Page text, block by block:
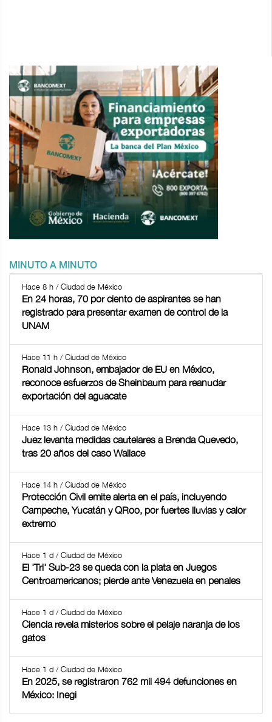
MINUTO A MINUTO
Hace 8 h / Ciudad de México
En 24 horas, 70 por ciento de aspirantes se han
registrado para presentar examen de control de la
UNAM
Hace 11 h / Ciudad de México
Ronald Johnson, embajador de EU en México,
reconoce esfuerzos de Sheinbaum para reanudar
exportación del aguacate
Hace 13 h / Ciudad de México
Juez levanta medidas cautelares a Brenda Quevedo,
tras 20 años del caso Wallace
Hace 14 h / Ciudad de México
Protección Civil emite alerta en el país, incluyendo
Campeche, Yucatán y QRoo, por fuertes lluvias y calor
extremo
Hace 1 d / Ciudad de México
El 'Tri' Sub-23 se queda con la plata en Juegos
Centroamericanos; pierde ante Venezuela en penales
Hace 1 d / Ciudad de México
Ciencia revela misterios sobre el pelaje naranja de los
gatos
Hace 1 d / Ciudad de México
En 2025, se registraron 762 mil 494 defunciones en
México: Inegi